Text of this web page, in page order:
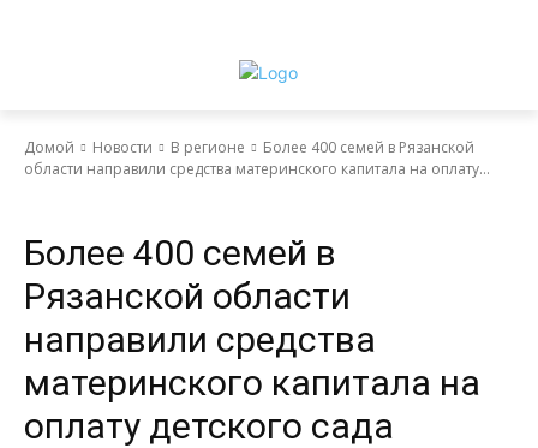
Домой Новости В регионе
Более 400 семей в Рязанской
области направили средства материнского капитала на оплату...
Более 400 семей в
Рязанской области
направили средства
материнского капитала на
оплату детского сада